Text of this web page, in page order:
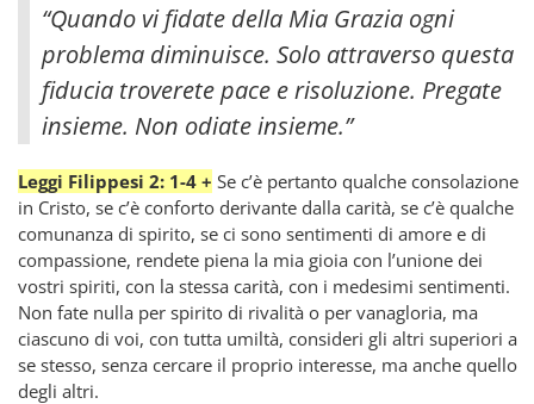
“Quando vi fidate della Mia Grazia ogni
problema diminuisce. Solo attraverso questa
fiducia troverete pace e risoluzione. Pregate
insieme. Non odiate insieme.”
Leggi Filippesi 2: 1-4 + Se c’è pertanto qualche consolazione
in Cristo, se c’è conforto derivante dalla carità, se c’è qualche
comunanza di spirito, se ci sono sentimenti di amore e di
compassione, rendete piena la mia gioia con l’unione dei
vostri spiriti, con la stessa carità, con i medesimi sentimenti.
Non fate nulla per spirito di rivalità o per vanagloria, ma
ciascuno di voi, con tutta umiltà, consideri gli altri superiori a
se stesso, senza cercare il proprio interesse, ma anche quello
degli altri.